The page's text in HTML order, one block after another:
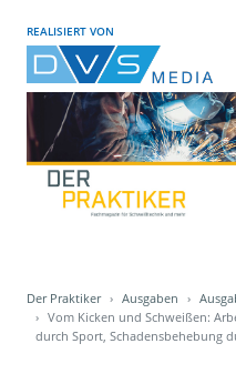
REALISIERT VON
Der Praktiker Ausgaben
Vom Kicken und Schweißen:
durch Sport, Schadensbehebung